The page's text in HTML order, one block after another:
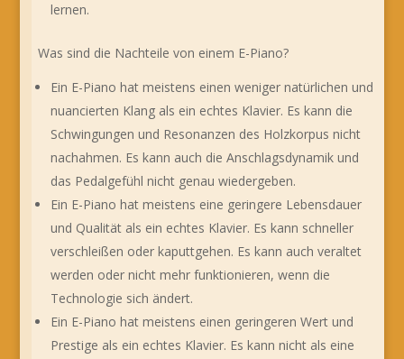
lernen.
Was sind die Nachteile von einem E-Piano?
Ein E-Piano hat meistens einen weniger natürlichen und
nuancierten Klang als ein echtes Klavier. Es kann die
Schwingungen und Resonanzen des Holzkorpus nicht
nachahmen. Es kann auch die Anschlagsdynamik und
das Pedalgefühl nicht genau wiedergeben.
Ein E-Piano hat meistens eine geringere Lebensdauer
und Qualität als ein echtes Klavier. Es kann schneller
verschleißen oder kaputtgehen. Es kann auch veraltet
werden oder nicht mehr funktionieren, wenn die
Technologie sich ändert.
Ein E-Piano hat meistens einen geringeren Wert und
Prestige als ein echtes Klavier. Es kann nicht als eine